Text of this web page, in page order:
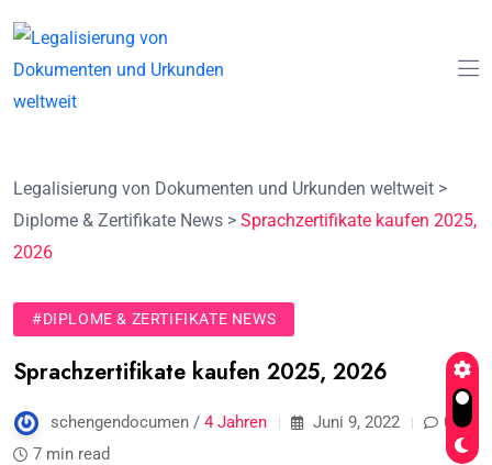
Legalisierung von Dokumenten und Urkunden weltweit >
Diplome & Zertifikate News > Sprachzertifikate kaufen 2025,
2026
#DIPLOME & ZERTIFIKATE NEWS
Sprachzertifikate kaufen 2025, 2026
schengendocumen / 4 Jahren Juni 9, 2022
0
7 min read